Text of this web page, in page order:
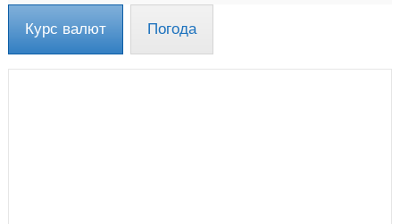
Курс валют Погода